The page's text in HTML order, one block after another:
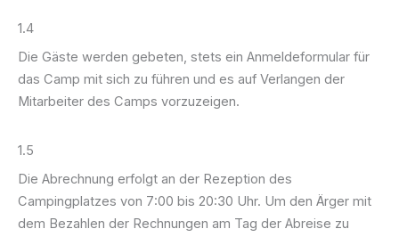
1.4
Die Gäste werden gebeten, stets ein Anmeldeformular für
das Camp mit sich zu führen und es auf Verlangen der
Mitarbeiter des Camps vorzuzeigen.
1.5
Die Abrechnung erfolgt an der Rezeption des
Campingplatzes von 7:00 bis 20:30 Uhr. Um den Ärger mit
dem Bezahlen der Rechnungen am Tag der Abreise zu